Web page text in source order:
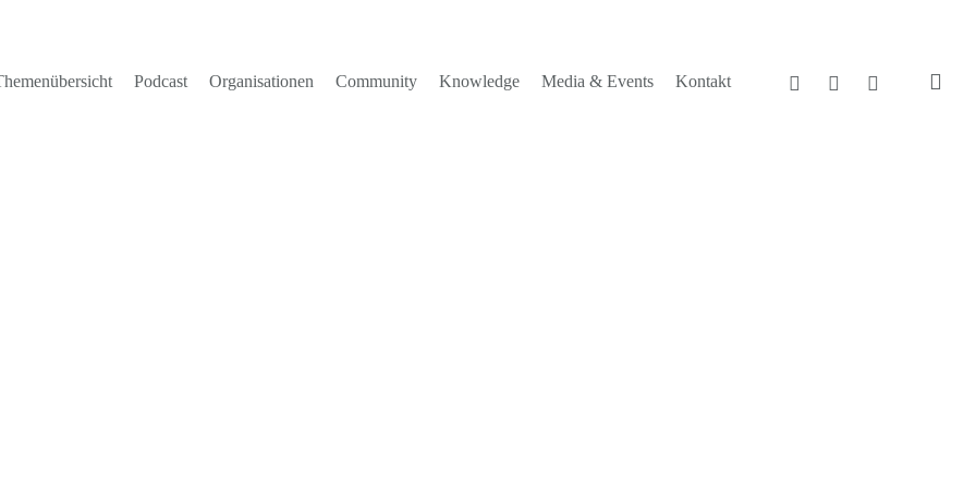
Podcast Organisationen Community Knowledge Media & Events Kontakt facebooklinkedininstagram